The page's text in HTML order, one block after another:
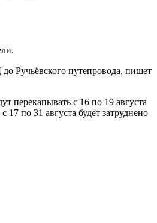
Ручьёвского путепровода, пишет
перекапывать с 16 по 19 августа
17 по 31 августа будет затруднено